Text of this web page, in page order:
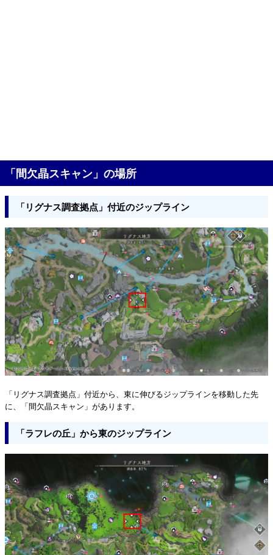
「間欠晶スキャン」の場所
「リグナス調査拠点」付近のジップライン
「リグナス調査拠点」付近から、東に伸びるジップラインを移動した先
に、「間欠晶スキャン」があります。
「ラフレの丘」から東のジップライン